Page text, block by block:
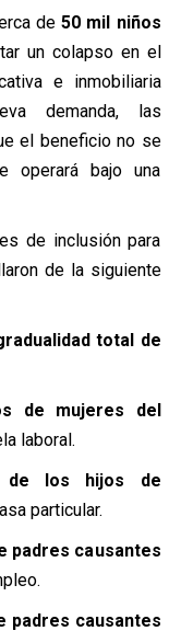
de50 mil niños
un colapso en el
e inmobiliaria
demanda, las
el beneficio no se
operará bajo una
de inclusión para
de la siguiente
total de
de mujeres del
laboral.
los hijos de
particular.
padres causantes
padres causantes